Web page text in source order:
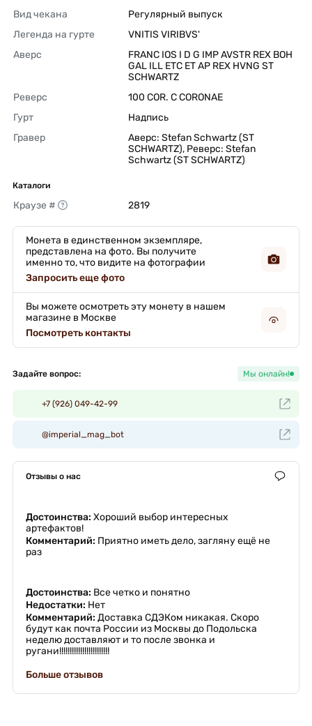
Вид чекана
Регулярный выпуск
Легенда на гурте
VNITIS VIRIBVS'
Аверс
FRANC IOS I D G IMP AVSTR REX BOH
GAL ILL ETC ET AP REX HVNG ST
SCHWARTZ
Реверс
100 COR. C CORONAE
Гурт
Надпись
Гравер
Аверс: Stefan Schwartz (ST
SCHWARTZ), Реверс: Stefan
Schwartz (ST SCHWARTZ)
Каталоги
Краузе # 2819
Монета в единственном экземпляре,
представлена на фото. Вы получите
именно то, что видите на фотографии
Запросить еще фото
Вы можете осмотреть эту монету в нашем
магазине в Москве
Посмотреть контакты
Задайте вопрос: Мы онлайн!
+7 (926) 049-42-99
@imperial_mag_bot
Отзывы о нас
Достоинства: Хороший выбор интересных
артефактов!
Комментарий: Приятно иметь дело, загляну ещё не
раз
Достоинства: Все четко и понятно
Недостатки: Нет
Комментарий: Доставка СДЭКом никакая. Скоро
будут как почта России из Москвы до Подольска
неделю доставляют и то после звонка и
ругани!!!!!!!!!!!!!!!!!!!!!!!!
Больше отзывов